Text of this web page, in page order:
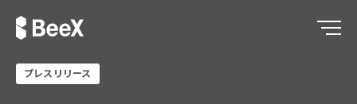
プレスリリース